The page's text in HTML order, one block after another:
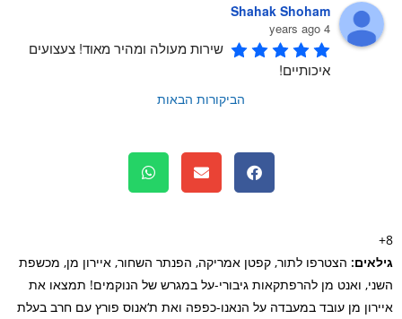
Shahak Shoham
4 years ago
שירות מעולה ומהיר מאוד! צעצועים
איכותיים!
הביקורות הבאות
הצטרפו לתור, קפטן אמריקה, הפנתר השחור, איירון מן, מכשפת
ואנט מן להרפתקאות גיבורי-על במגרש של הנוקמים! תמצאו את
מן עובד במעבדה על הנאנו-כפפה ואת ת‘אנוס פורץ עם חרב בעלת